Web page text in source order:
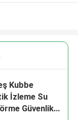
Kubbe
İzleme Su
Güvenlik